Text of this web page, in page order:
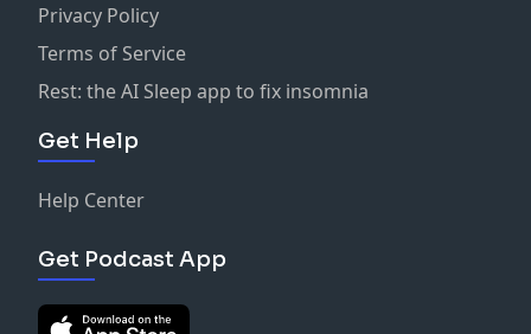
Privacy Policy
Terms of Service
Rest: the AI Sleep app to fix insomnia
Get Help
Help Center
Get Podcast App